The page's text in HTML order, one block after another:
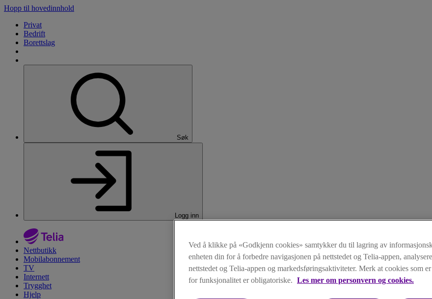
Hopp til hovedinnhold
Privat
Bedrift
Borettslag
Søk
Logg inn
Nettbutikk
Mobilabonnement
TV
Internett
Trygghet
Hjelp
Ved å klikke på «Godkjenn cookies» samtykker du til lagring av
enheten din for å forbedre navigasjonen på nettstedet og Telia-appen,
nettstedet og Telia-appen og markedsføringsaktiviteter. Merk at cookies som
for funksjonalitet er obligatoriske. Les mer om personvern og cookies.